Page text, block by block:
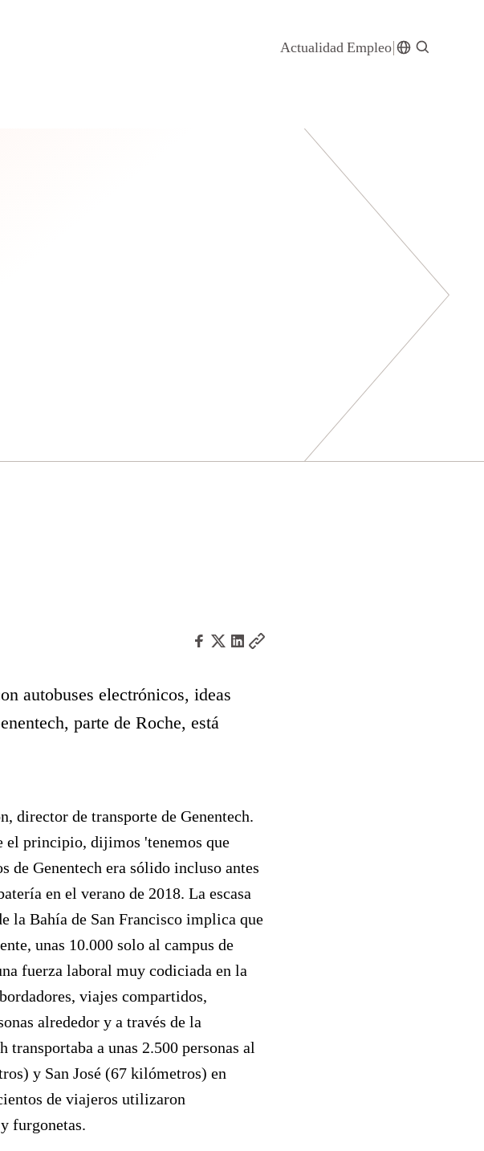
Actualidad Empleo
autobuses electrónicos, ideas
parte de Roche, está
director de transporte de Genentech.
el principio, dijimos 'tenemos que
de Genentech era sólido incluso antes
en el verano de 2018. La escasa
la Bahía de San Francisco implica que
unas 10.000 solo al campus de
fuerza laboral muy codiciada en la
viajes compartidos,
alrededor y a través de la
a unas 2.500 personas al
y San José (67 kilómetros) en
de viajeros utilizaron
furgonetas.